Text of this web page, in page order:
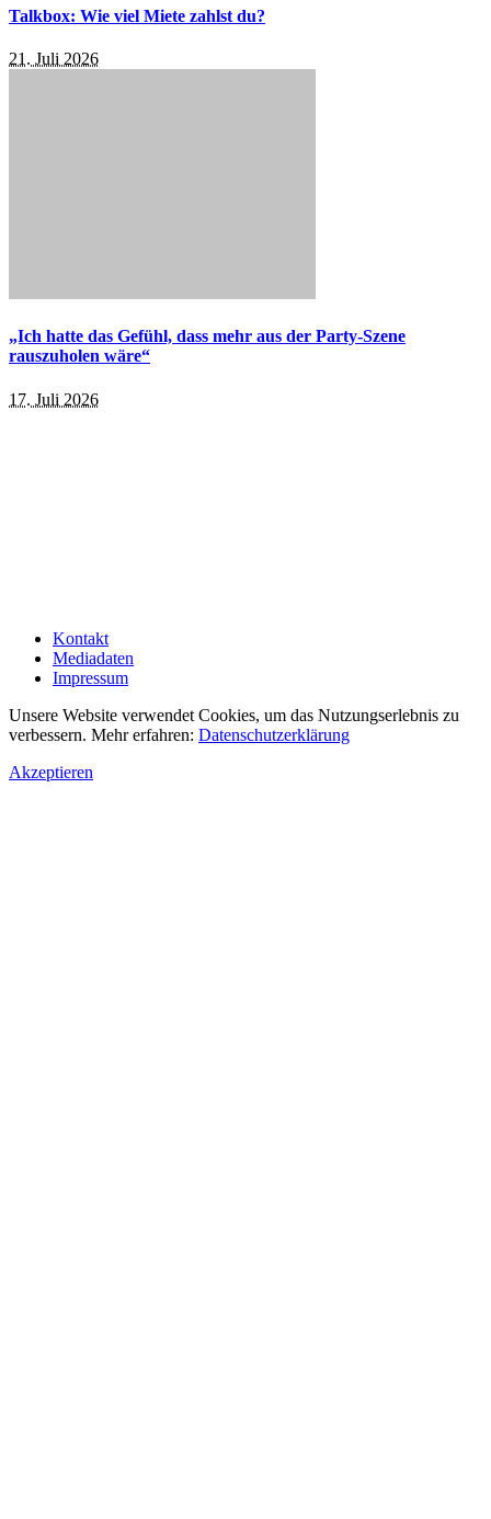
Talkbox: Wie viel Miete zahlst du?
21. Juli 2026
„Ich hatte das Gefühl, dass mehr aus der Party-Szene
rauszuholen wäre“
17. Juli 2026
Kontakt
Mediadaten
Impressum
Unsere Website verwendet Cookies, um das Nutzungserlebnis zu
verbessern. Mehr erfahren: Datenschutzerklärung
Akzeptieren